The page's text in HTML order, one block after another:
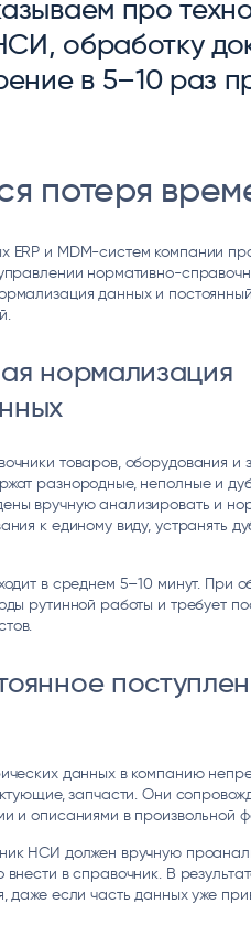
ОБРАБОТКА
MD Audit
КОНТРОЛЬ
ДЕЯТЕЛЬНОСТИ
про
обработку
в 5–10 раз
потеря
ERP и MDM-систем компании
нормативно-
данных и
нормализация
товаров, оборудования и
разнородные, неполные и
вручную анализировать и
к единому виду, устранять
в среднем 5–10 минут. При
рутинной работы и требует
данных в компанию
запчасти. Они
и описаниями в произвольной
НСИ должен вручную
в справочник. В
даже если часть данных уже